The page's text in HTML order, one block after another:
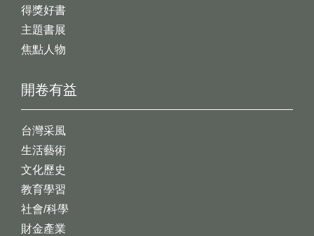
開卷有益
台灣采風
生活藝術
文化歷史
教育學習
社會/科學
財金產業
得獎好書
主題書展
焦點人物